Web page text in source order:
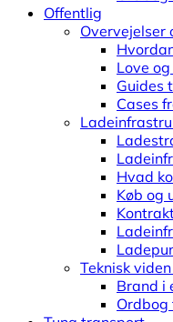
Offentlig
Overvejelser
Love
Guides
Cases
Hvad
Køb og
Teknisk
Brand i
Ordbog